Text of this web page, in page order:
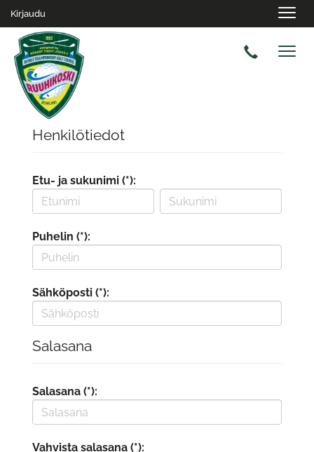
Kirjaudu
Henkilötiedot
Etu- ja sukunimi (*):
Puhelin (*):
Sähköposti (*):
Salasana
Salasana (*):
Vahvista salasana (*):